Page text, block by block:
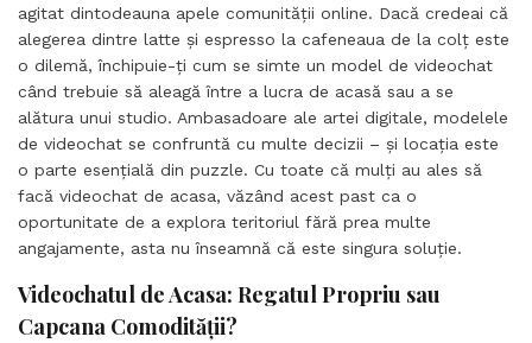
agitat dintodeauna apele comunității online. Dacă credeai că
alegerea dintre latte și espresso la cafeneaua de la colț este
o dilemă, închipuie-ți cum se simte un model de videochat
când trebuie să aleagă între a lucra de acasă sau a se
alătura unui studio. Ambasadoare ale artei digitale, modelele
de videochat se confruntă cu multe decizii – și locația este
o parte esențială din puzzle. Cu toate că mulți au ales să
facă videochat de acasa, văzând acest past ca o
oportunitate de a explora teritoriul fără prea multe
angajamente, asta nu înseamnă că este singura soluție.
Videochatul de Acasa: Regatul Propriu sau
Capcana Comodității?